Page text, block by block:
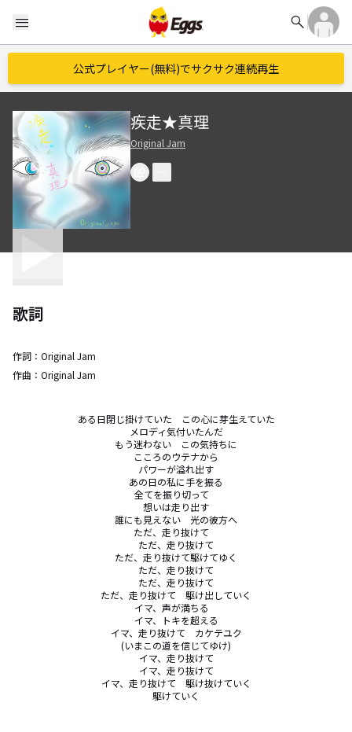
menu search
公式プレイヤー(無料)でサクサク連続再生
疾走★真理
Original Jam
歌詞
作詞：
Original Jam
作曲：
Original Jam
ある日閉じ掛けていた　この心に芽生えていた
メロディ気付いたんだ
もう迷わない　この気持ちに
こころのウテナから
パワーが溢れ出す
あの日の私に手を振る
全てを振り切って
想いは走り出す
誰にも見えない　光の彼方へ
ただ、走り抜けて
ただ、走り抜けて
ただ、走り抜けて駆けてゆく
ただ、走り抜けて
ただ、走り抜けて
ただ、走り抜けて　駆け出していく
イマ、声が満ちる
イマ、トキを超える
イマ、走り抜けて　カケテユク
(いまこの道を信じてゆけ)
イマ、走り抜けて
イマ、走り抜けて
イマ、走り抜けて　駆け抜けていく
駆けていく